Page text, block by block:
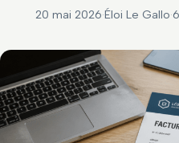
20 mai 2026·Éloi Le Gallo·